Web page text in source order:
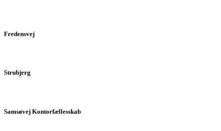
Fredensvej
Strubjerg
Samsøvej Kontorfællesskab